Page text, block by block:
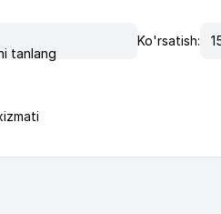
tanlang
Ko'rsatish: